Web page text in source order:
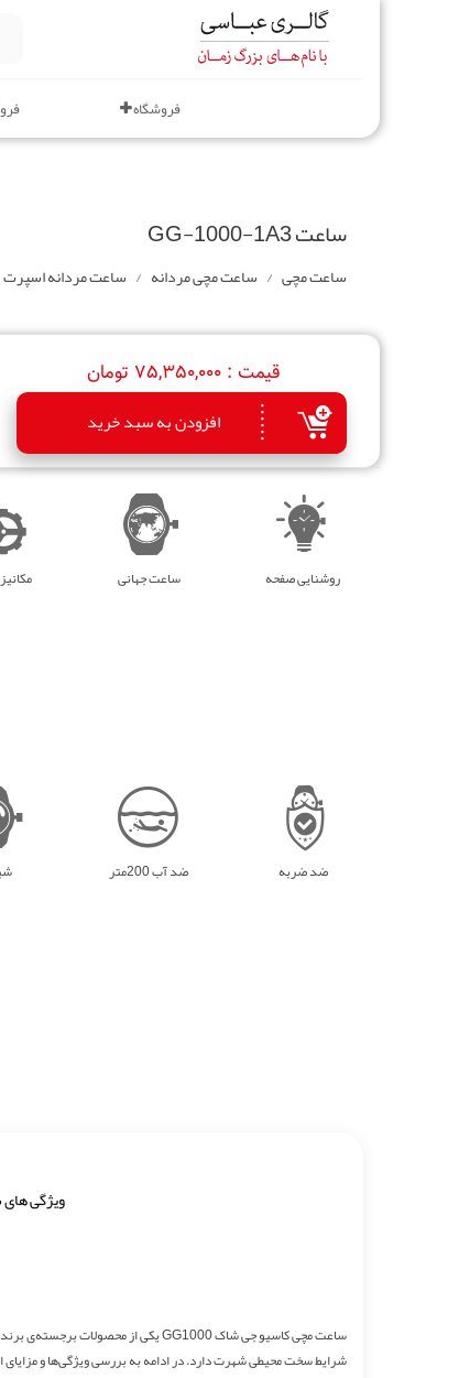
فروشگاه
ساعت GG-1000-1A3
ساعت مچی ساعت مچی مردانه ساعت‌ مردانه اسپرت
قیمت : 75,350,000 تومان
افزودن به سبد خرید
ساعت جهانی روشنایی صفحه
ضد آب 200متر ضد ضربه
ویژگی
شرایط سخت محیطی شهرت دارد. در ادامه به بررسی ویژگی‌ها و